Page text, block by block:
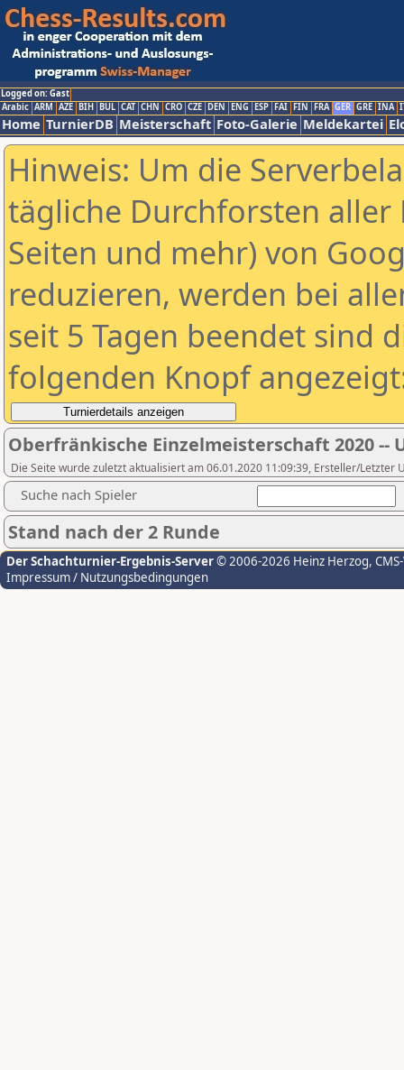
Logged on: Gast
Arabic ARM AZE BIH BUL CAT CHN CRO CZE DEN ENG ESP FAI FIN FRA GER GRE INA
Home TurnierDB Meisterschaft Foto-Galerie Meldekartei
Hinweis: Um die
tägliche Durchforsten aller
Seiten und mehr) von
reduzieren, werden bei
seit 5 Tagen beendet sind
folgenden Knopf
Oberfränkische Einzelmeisterschaft 2020 --
Die Seite wurde zuletzt aktualisiert am 06.01.2020 11:09:39, Ersteller/Letzter
Suche nach Spieler
Stand nach der 2 Runde
Der Schachturnier-Ergebnis-Server© 2006-2026 Heinz Herzog,
Impressum / Nutzungsbedingungen